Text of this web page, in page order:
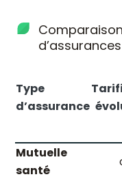
d’assurances
Type
d’assurance
Mutuelle
santé